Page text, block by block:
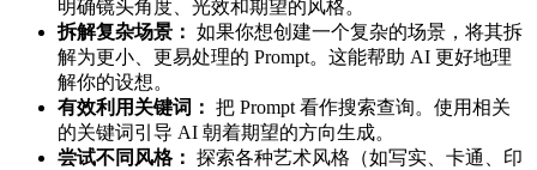
明确镜头角度、光效和期望的风格。
拆解复杂场景： 如果你想创建一个复杂的场景，将其拆
解为更小、更易处理的 Prompt。这能帮助 AI 更好地理
解你的设想。
有效利用关键词： 把 Prompt 看作搜索查询。使用相关
的关键词引导 AI 朝着期望的方向生成。
尝试不同风格： 探索各种艺术风格（如写实、卡通、印